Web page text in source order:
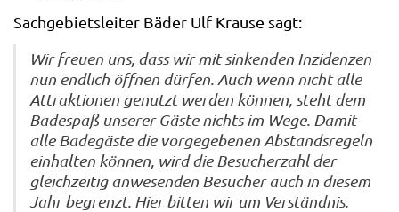
Sachgebietsleiter Bäder Ulf Krause sagt:
Wir freuen uns, dass wir mit sinkenden Inzidenzen
nun endlich öffnen dürfen. Auch wenn nicht alle
Attraktionen genutzt werden können, steht dem
Badespaß unserer Gäste nichts im Wege. Damit
alle Badegäste die vorgegebenen Abstandsregeln
einhalten können, wird die Besucherzahl der
gleichzeitig anwesenden Besucher auch in diesem
Jahr begrenzt. Hier bitten wir um Verständnis.